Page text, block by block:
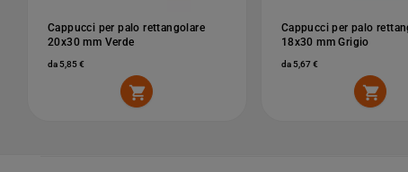
Cappucci per palo rettangolare
20x30 mm Verde
da 5,85 €

Cappucci per palo
18x30 mm Grigio
da 5,67 €
